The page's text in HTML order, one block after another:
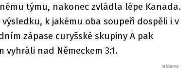
týmu, nakonec zvládla lépe Kanada.
k jakému oba soupeři dospěli i v
zápase curyšské skupiny A pak
vyhráli nad Německem 3:1.